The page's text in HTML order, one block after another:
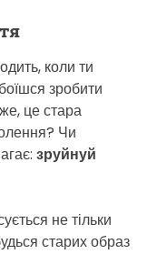
коли ти
зробити
це стара
Чи
зруйнуй
не тільки
старих образ